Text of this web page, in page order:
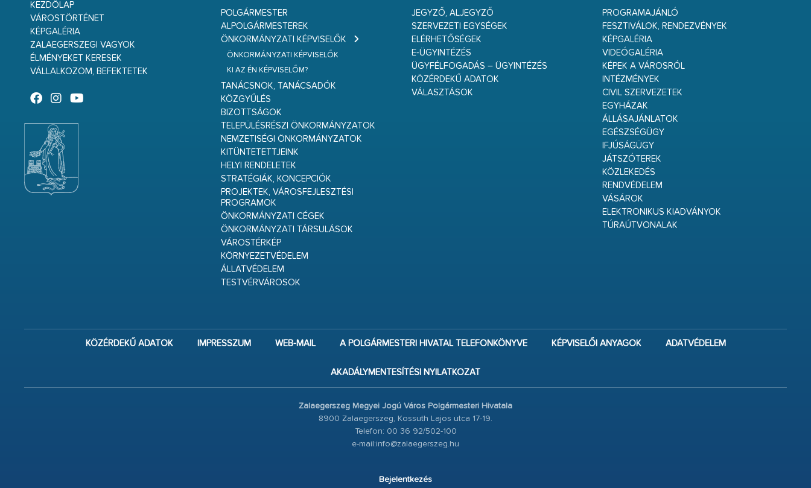
KEZDŐLAP
VÁROSTÖRTÉNET
KÉPGALÉRIA
ZALAEGERSZEGI VAGYOK
ÉLMÉNYEKET KERESEK
VÁLLALKOZOM, BEFEKTETEK
POLGÁRMESTER
ALPOLGÁRMESTEREK
ÖNKORMÁNYZATI KÉPVISELŐK
ÖNKORMÁNYZATI KÉPVISELŐK
KI AZ ÉN KÉPVISELŐM?
TANÁCSNOK, TANÁCSADÓK
KÖZGYŰLÉS
BIZOTTSÁGOK
TELEPÜLÉSRÉSZI ÖNKORMÁNYZATOK
NEMZETISÉGI ÖNKORMÁNYZATOK
KITÜNTETETTJEINK
HELYI RENDELETEK
STRATÉGIÁK, KONCEPCIÓK
PROJEKTEK, VÁROSFEJLESZTÉSI
PROGRAMOK
ÖNKORMÁNYZATI CÉGEK
ÖNKORMÁNYZATI TÁRSULÁSOK
VÁROSTÉRKÉP
KÖRNYEZETVÉDELEM
ÁLLATVÉDELEM
TESTVÉRVÁROSOK
JEGYZŐ, ALJEGYZŐ
SZERVEZETI EGYSÉGEK
ELÉRHETŐSÉGEK
E-ÜGYINTÉZÉS
ÜGYFÉLFOGADÁS – ÜGYINTÉZÉS
KÖZÉRDEKŰ ADATOK
VÁLASZTÁSOK
PROGRAMAJÁNLÓ
FESZTIVÁLOK, RENDEZVÉNYEK
KÉPGALÉRIA
VIDEÓGALÉRIA
KÉPEK A VÁROSRÓL
INTÉZMÉNYEK
CIVIL SZERVEZETEK
EGYHÁZAK
ÁLLÁSAJÁNLATOK
EGÉSZSÉGÜGY
IFJÚSÁGÜGY
JÁTSZÓTEREK
KÖZLEKEDÉS
RENDVÉDELEM
VÁSÁROK
ELEKTRONIKUS KIADVÁNYOK
TÚRAÚTVONALAK
KÖZÉRDEKŰ ADATOK IMPRESSZUM WEB-MAIL A POLGÁRMESTERI HIVATAL TELEFONKÖNYVE KÉPVISELŐI ANYAGOK ADATVÉDELEM
AKADÁLYMENTESÍTÉSI NYILATKOZAT
Zalaegerszeg Megyei Jogú Város Polgármesteri Hivatala
8900 Zalaegerszeg, Kossuth Lajos utca 17-19.
Telefon: 00 36 92/502-100
e-mail:info@zalaegerszeg.hu
Bejelentkezés